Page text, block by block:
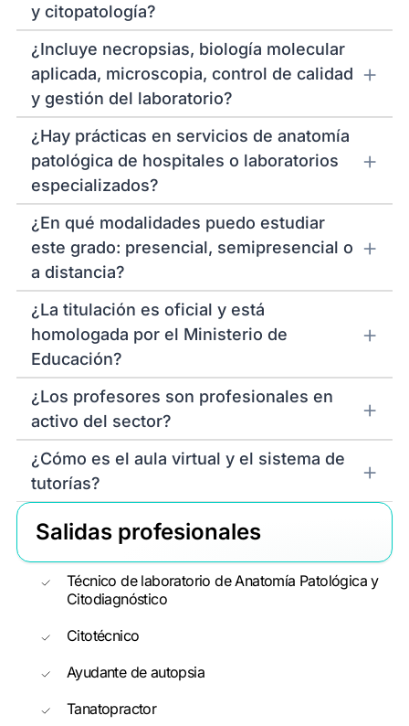
y citopatología?
¿Incluye necropsias, biología molecular
aplicada, microscopia, control de calidad
y gestión del laboratorio?
¿Hay prácticas en servicios de anatomía
patológica de hospitales o laboratorios
especializados?
¿En qué modalidades puedo estudiar
este grado: presencial, semipresencial o
a distancia?
¿La titulación es oficial y está
homologada por el Ministerio de
Educación?
¿Los profesores son profesionales en
activo del sector?
¿Cómo es el aula virtual y el sistema de
tutorías?
Salidas profesionales
Técnico de laboratorio de Anatomía Patológica y
Citodiagnóstico
Citotécnico
Ayudante de autopsia
Tanatopractor